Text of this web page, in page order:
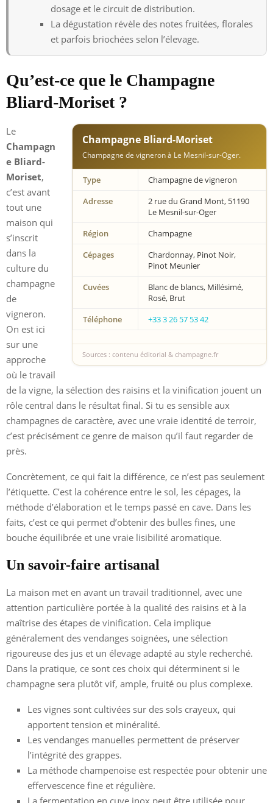
dosage et le circuit de distribution.
La dégustation révèle des notes fruitées, florales
et parfois briochées selon l’élevage.
Qu’est-ce que le Champagne
Bliard-Moriset ?
Champagne Bliard-Moriset
Champagne de vigneron à Le Mesnil-sur-Oger.
Type
Champagne de vigneron
Adresse
2 rue du Grand Mont, 51190
Le Mesnil-sur-Oger
Région
Champagne
Cépages
Chardonnay, Pinot Noir,
Pinot Meunier
Cuvées
Blanc de blancs, Millésimé,
Rosé, Brut
Téléphone
+33 3 26 57 53 42
Sources : contenu éditorial & champagne.fr
Le
Champagn
e Bliard-
Moriset,
c’est avant
tout une
maison qui
s’inscrit
dans la
culture du
champagne
de
vigneron.
On est ici
sur une
approche
où le travail
de la vigne, la sélection des raisins et la vinification jouent un
rôle central dans le résultat final. Si tu es sensible aux
champagnes de caractère, avec une vraie identité de terroir,
c’est précisément ce genre de maison qu’il faut regarder de
près.
Concrètement, ce qui fait la différence, ce n’est pas seulement
l’étiquette. C’est la cohérence entre le sol, les cépages, la
méthode d’élaboration et le temps passé en cave. Dans les
faits, c’est ce qui permet d’obtenir des bulles fines, une
bouche équilibrée et une vraie lisibilité aromatique.
Un savoir-faire artisanal
La maison met en avant un travail traditionnel, avec une
attention particulière portée à la qualité des raisins et à la
maîtrise des étapes de vinification. Cela implique
généralement des vendanges soignées, une sélection
rigoureuse des jus et un élevage adapté au style recherché.
Dans la pratique, ce sont ces choix qui déterminent si le
champagne sera plutôt vif, ample, fruité ou plus complexe.
Les vignes sont cultivées sur des sols crayeux, qui
apportent tension et minéralité.
Les vendanges manuelles permettent de préserver
l’intégrité des grappes.
La méthode champenoise est respectée pour obtenir une
effervescence fine et régulière.
La fermentation en cuve inox peut être utilisée pour